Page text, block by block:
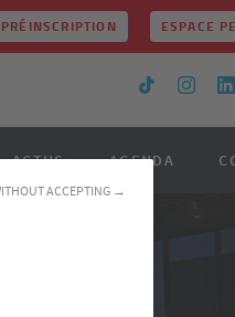
ACCEPTING →
ACTUS AGENDA
PRÉINSCRIPTION ESPACE